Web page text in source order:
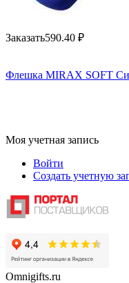
Заказать590.40 ₽
Флешка MIRAX SOFT
Моя учетная запись
Войти
Создать учетную
Omnigifts.ru